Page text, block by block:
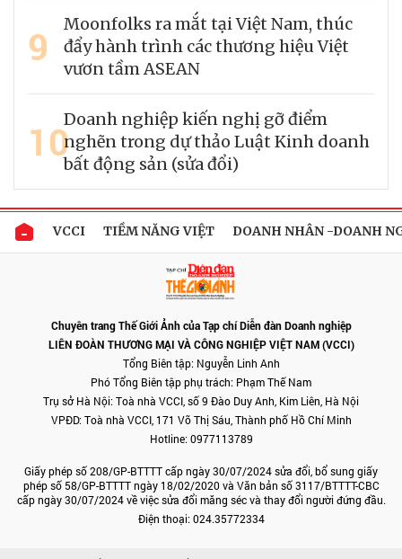
9
Moonfolks ra mắt tại Việt Nam, thúc
đẩy hành trình các thương hiệu Việt
vươn tầm ASEAN
10Doanh nghiệp kiến nghị gỡ điểm
nghẽn trong dự thảo Luật Kinh doanh
bất động sản (sửa đổi)
VCCI TIỀM NĂNG VIỆT DOANH NHÂN -DOANH
Chuyên trang Thế Giới Ảnh của Tạp chí Diễn đàn Doanh nghiệp
LIÊN ĐOÀN THƯƠNG MẠI VÀ CÔNG NGHIỆP VIỆT NAM (VCCI)
Tổng Biên tập: Nguyễn Linh Anh
Phó Tổng Biên tập phụ trách: Phạm Thế Nam
Trụ sở Hà Nội: Toà nhà VCCI, số 9 Đào Duy Anh, Kim Liên, Hà Nội
VPĐD: Toà nhà VCCI, 171 Võ Thị Sáu, Thành phố Hồ Chí Minh
Hotline: 0977113789
Giấy phép số 208/GP-BTTTT cấp ngày 30/07/2024 sửa đổi, bổ sung giấy
phép số 58/GP-BTTTT ngày 18/02/2020 và Văn bản số 3117/BTTTT-CBC
cấp ngày 30/07/2024 về việc sửa đổi măng séc và thay đổi người đứng đầu.
Điện thoại: 024.35772334